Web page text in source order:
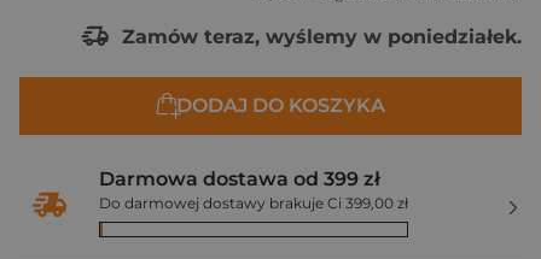
Zamów teraz, wyślemy w poniedziałek.
DODAJ DO KOSZYKA
Darmowa dostawa od 399 zł
Do darmowej dostawy brakuje Ci 399,00 zł